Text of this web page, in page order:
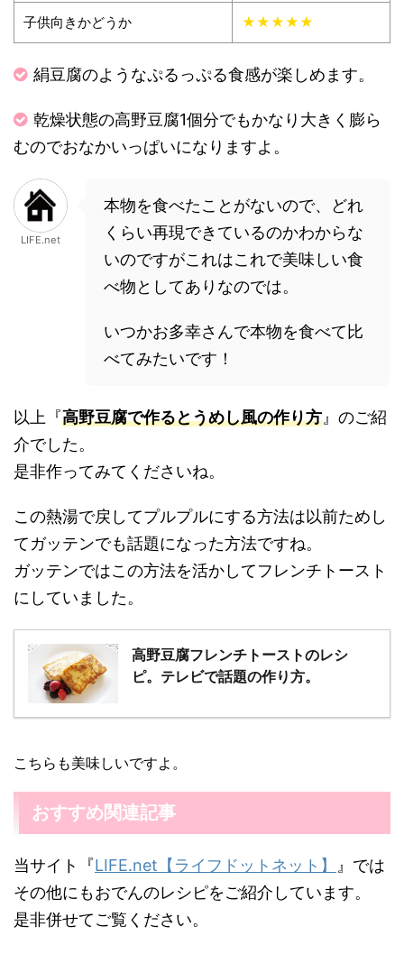
子供向きかどうか ★★★★★
絹豆腐のようなぷるっぷる食感が楽しめます。
乾燥状態の高野豆腐1個分でもかなり大きく膨ら
むのでおなかいっぱいになりますよ。
LIFE.net
本物を食べたことがないので、どれ
くらい再現できているのかわからな
いのですがこれはこれで美味しい食
べ物としてありなのでは。
いつかお多幸さんで本物を食べて比
べてみたいです！
以上『高野豆腐で作るとうめし風の作り方 』のご紹
介でした。
是非作ってみてくださいね。
この熱湯で戻してプルプルにする方法は以前ためし
てガッテンでも話題になった方法ですね。
ガッテンではこの方法を活かしてフレンチトースト
にしていました。
高野豆腐フレンチトーストのレシ
ピ。テレビで話題の作り方。
こちらも美味しいですよ。
おすすめ関連記事
当サイト『LIFE.net【ライフドットネット】 』では
その他にもおでんのレシピをご紹介しています。
是非併せてご覧ください。